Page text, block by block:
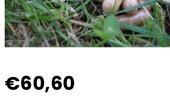
€60,60